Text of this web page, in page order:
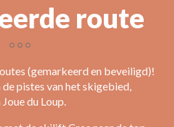
route
(gemarkeerd en beveiligd)!
pistes van het skigebied,
du Loup.